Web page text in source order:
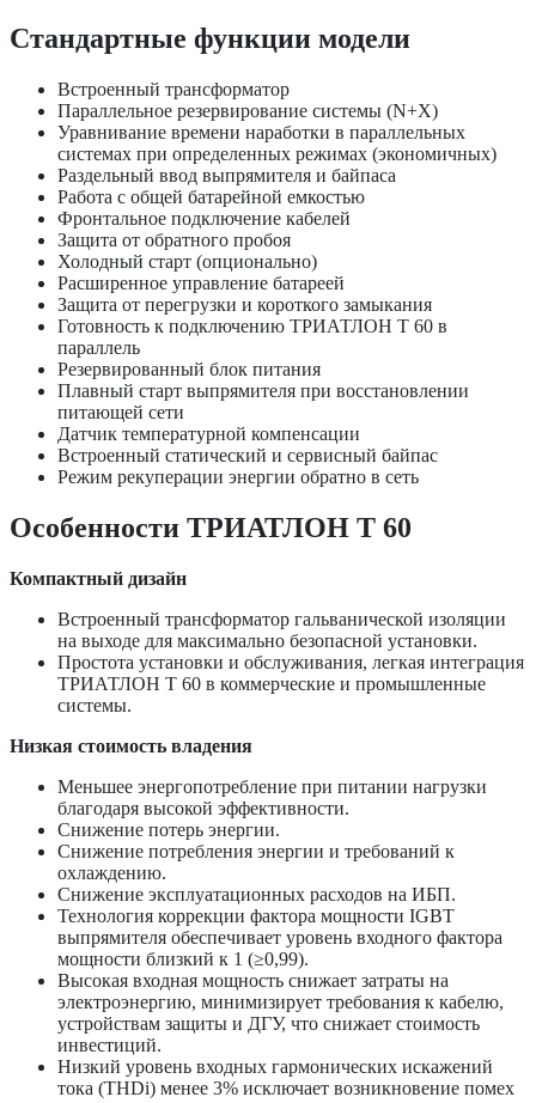
Стандартные функции модели
Встроенный трансформатор
Параллельное резервирование системы (N+X)
Уравнивание времени наработки в параллельных
системах при определенных режимах (экономичных)
Раздельный ввод выпрямителя и байпаса
Работа с общей батарейной емкостью
Фронтальное подключение кабелей
Защита от обратного пробоя
Холодный старт (опционально)
Расширенное управление батареей
Защита от перегрузки и короткого замыкания
Готовность к подключению ТРИАТЛОН Т 60 в
параллель
Резервированный блок питания
Плавный старт выпрямителя при восстановлении
питающей сети
Датчик температурной компенсации
Встроенный статический и сервисный байпас
Режим рекуперации энергии обратно в сеть
Особенности ТРИАТЛОН Т 60
Компактный дизайн
Встроенный трансформатор гальванической изоляции
на выходе для максимально безопасной установки.
Простота установки и обслуживания, легкая интеграция
ТРИАТЛОН Т 60 в коммерческие и промышленные
системы.
Низкая стоимость владения
Меньшее энергопотребление при питании нагрузки
благодаря высокой эффективности.
Снижение потерь энергии.
Снижение потребления энергии и требований к
охлаждению.
Снижение эксплуатационных расходов на ИБП.
Технология коррекции фактора мощности IGBT
выпрямителя обеспечивает уровень входного фактора
мощности близкий к 1 (≥0,99).
Высокая входная мощность снижает затраты на
электроэнергию, минимизирует требования к кабелю,
устройствам защиты и ДГУ, что снижает стоимость
инвестиций.
Низкий уровень входных гармонических искажений
тока (THDi) менее 3% исключает возникновение помех